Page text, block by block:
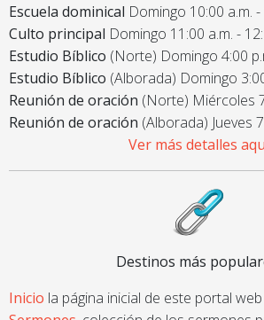
Escuela dominical Domingo 10:00 a.m. -
Culto principal Domingo 11:00 a.m. -
Estudio Bíblico (Norte) Domingo 4:00
Estudio Bíblico (Alborada) Domingo
Reunión de oración (Norte) Miércoles
Reunión de oración (Alborada) Jueves
Ver más detalles
Destinos más
Inicio la página inicial de este portal web